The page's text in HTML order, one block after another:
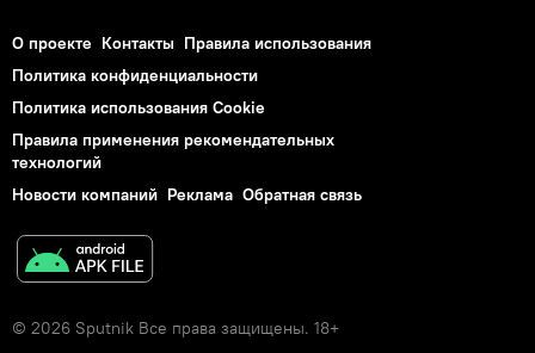
О проекте Контакты Правила использования
Политика конфиденциальности
Политика использования Cookie
Правила применения рекомендательных
технологий
Новости компаний Реклама Обратная связь
© 2026 Sputnik Все права защищены. 18+